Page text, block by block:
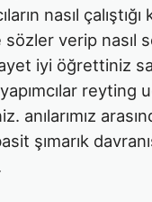
nasıl
verip nasıl
iyi öğrettiniz
anılarımız
şımarık